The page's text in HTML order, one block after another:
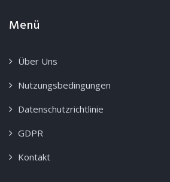
Menü
Über Uns
Nutzungsbedingungen
Datenschutzrichtlinie
GDPR
Kontakt